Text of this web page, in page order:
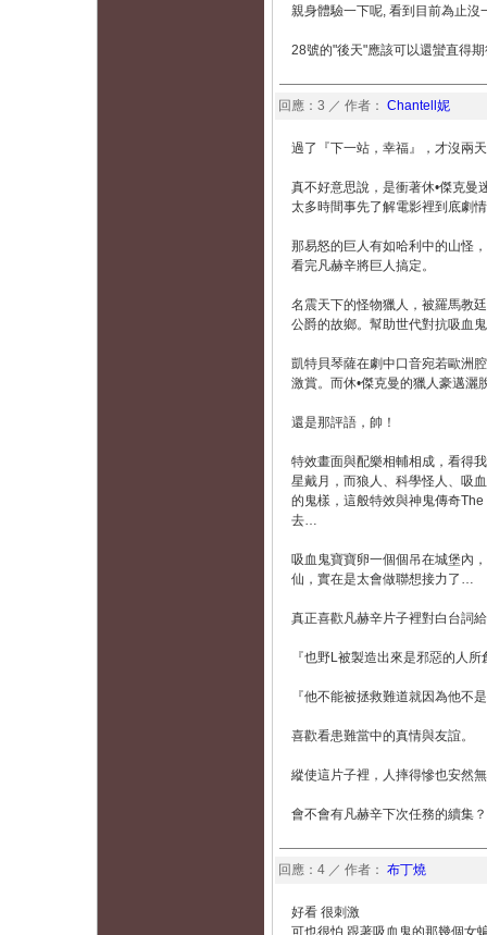
親身體驗一下呢, 看到目前為止沒
28號的"後天"應該可以還蠻直得
回應：3 ／ 作者： Chantell妮
過了『下一站，幸福』，才沒兩
真不好意思說，是衝著休•傑克曼
太多時間事先了解電影裡到底劇
那易怒的巨人有如哈利中的山怪
看完凡赫辛將巨人搞定。
名震天下的怪物獵人，被羅馬教
公爵的故鄉。幫助世代對抗吸血
凱特貝琴薩在劇中口音宛若歐洲
激賞。而休•傑克曼的獵人豪邁
還是那評語，帥！
特效畫面與配樂相輔相成，看得
星戴月，而狼人、科學怪人、吸
的鬼樣，這般特效與神鬼傳奇
去…
吸血鬼寶寶卵一個個吊在城堡內
仙，實在是太會做聯想接力了…
真正喜歡凡赫辛片子裡對白台詞
『也野L被製造出來是邪惡的人
『他不能被拯救難道就因為他不
喜歡看患難當中的真情與友誼。
縱使這片子裡，人摔得慘也安然
會不會有凡赫辛下次任務的續集？
回應：4 ／ 作者： 布丁燒
好看 很刺激
可也很怕 跟著吸血鬼的那幾個女